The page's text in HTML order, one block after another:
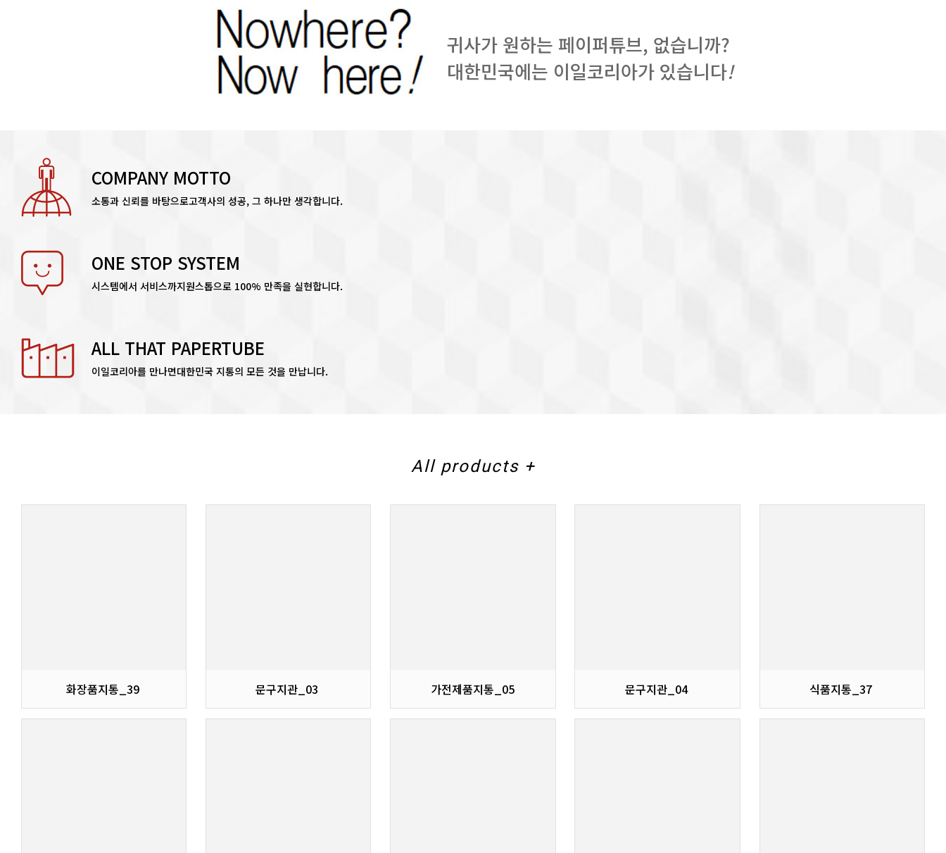
귀사가 원하는 페이퍼튜브, 없습니까?
대한민국에는 이일코리아가 있습니다!
COMPANY MOTTO
소통과 신뢰를 바탕으로고객사의 성공, 그 하나만 생각합니다.
ONE STOP SYSTEM
시스템에서 서비스까지원스톱으로 100% 만족을 실현합니다.
ALL THAT PAPERTUBE
이일코리아를 만나면대한민국 지통의 모든 것을 만납니다.
All products +
화장품지통_39 문구지관_03 가전제품지통_05 문구지관_04 식품지통_37